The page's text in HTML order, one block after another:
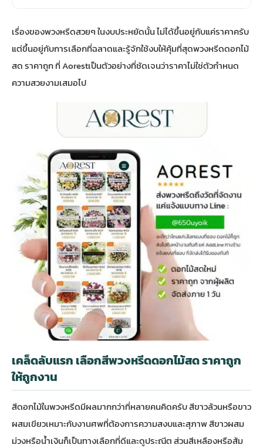
เรื่องของพวงหรีดสวยๆ ในงบประหยัดนั้น ไม่ได้ขึ้นอยู่กับแค่ราคาครับ
แต่ขึ้นอยู่กับการเลือกที่ฉลาดและรู้จักใช้งบให้คุ้มที่สุดพวงหรีดดอกไม้
สด ราคาถูก ที่ Aorestเป็นตัวอย่างที่ชัดเจนว่าราคาไม่ใช่ตัวกำหนด
ความสวยงามเสมอไป
เคล็ดลับแรก เลือกสีพวงหรีดดอกไม้สด ราคาถูก
ให้ถูกงาน
สีดอกไม้ในพวงหรีดมีผลมากกว่าที่หลายคนคิดครับ สีขาวล้วนหรือขาว
ผสมเขียวเหมาะกับงานศพที่ต้องการความสงบและสุภาพ สีขาวผสม
ม่วงหรือน้ำเงินก็เป็นทางเลือกที่ดีและดูประณีต ส่วนสีเหลืองหรือส้ม